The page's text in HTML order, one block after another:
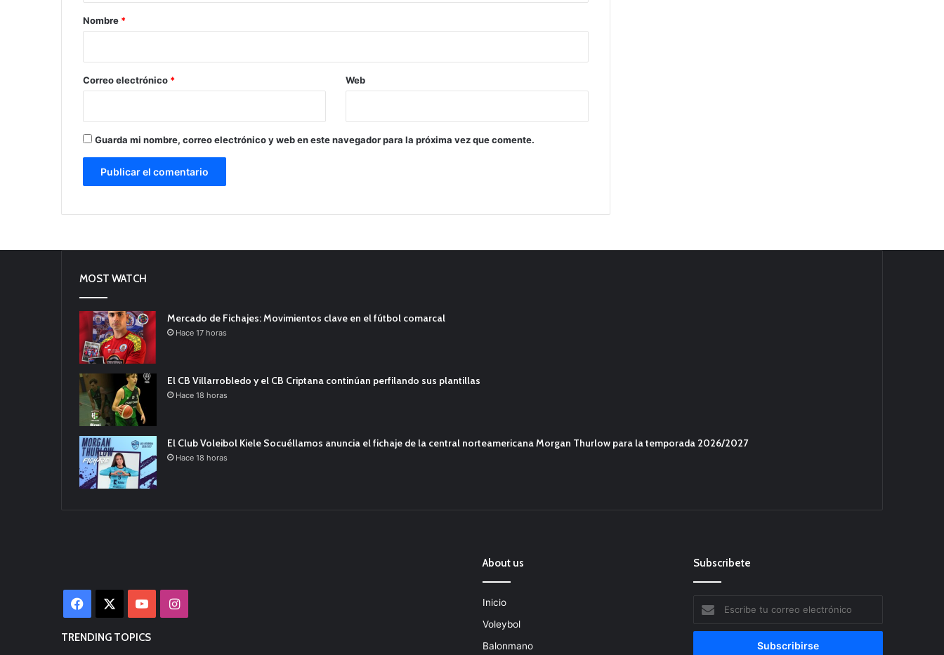
r
*
Nombre *
Correo electrónico * Web
Guarda mi nombre, correo electrónico y web en este navegador para la próxima vez que comente.
MOST WATCH
Mercado de Fichajes: Movimientos clave en el fútbol comarcal
Hace 17 horas
El CB Villarrobledo y el CB Criptana continúan perfilando sus plantillas
Hace 18 horas
El Club Voleibol Kiele Socuéllamos anuncia el fichaje de la central norteamericana Morgan Thurlow para la temporada 2026/2027
Hace 18 horas
Facebook YouTubeInstagram
TRENDING TOPICS
About us
Inicio
Voleybol
Balonmano
Subscribete
tu
correo